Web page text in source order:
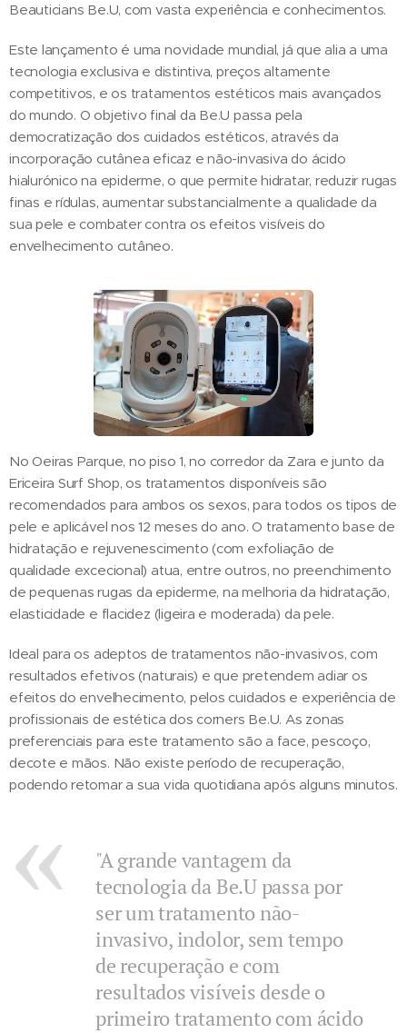
Beauticians Be.U, com vasta experiência e conhecimentos.
Este lançamento é uma novidade mundial, já que alia a uma
tecnologia exclusiva e distintiva, preços altamente
competitivos, e os tratamentos estéticos mais avançados
do mundo. O objetivo final da Be.U passa pela
democratização dos cuidados estéticos, através da
incorporação cutânea eficaz e não-invasiva do ácido
hialurónico na epiderme, o que permite hidratar, reduzir rugas
finas e rídulas, aumentar substancialmente a qualidade da
sua pele e combater contra os efeitos visíveis do
envelhecimento cutâneo.
No Oeiras Parque, no piso 1, no corredor da Zara e junto da
Ericeira Surf Shop, os tratamentos disponíveis são
recomendados para ambos os sexos, para todos os tipos de
pele e aplicável nos 12 meses do ano. O tratamento base de
hidratação e rejuvenescimento (com exfoliação de
qualidade excecional) atua, entre outros, no preenchimento
de pequenas rugas da epiderme, na melhoria da hidratação,
elasticidade e flacidez (ligeira e moderada) da pele.
Ideal para os adeptos de tratamentos não-invasivos, com
resultados efetivos (naturais) e que pretendem adiar os
efeitos do envelhecimento, pelos cuidados e experiência de
profissionais de estética dos corners Be.U. As zonas
preferenciais para este tratamento são a face, pescoço,
decote e mãos. Não existe período de recuperação,
podendo retomar a sua vida quotidiana após alguns minutos.
"A grande vantagem da
tecnologia da Be.U passa por
ser um tratamento não-
invasivo, indolor, sem tempo
de recuperação e com
resultados visíveis desde o
primeiro tratamento com ácido